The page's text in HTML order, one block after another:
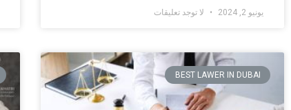
يونيو 2, 2024 لا توجد تعليقات
BEST LAWER IN DUBAI